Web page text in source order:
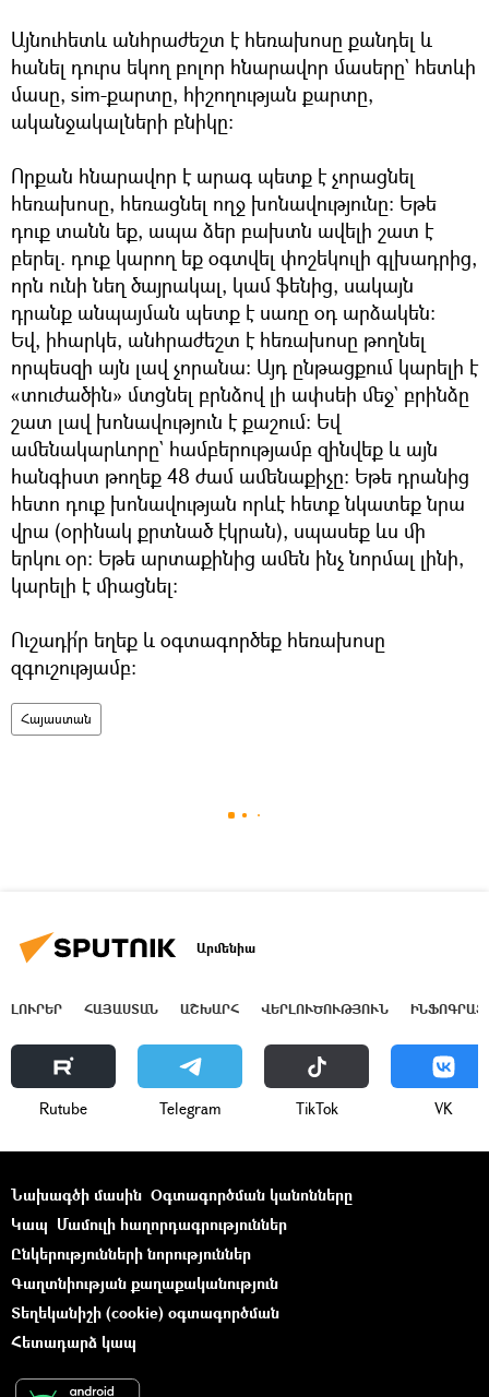
Այնուհետև անհրաժեշտ է հեռախոսը քանդել և
հանել դուրս եկող բոլոր հնարավոր մասերը` հետևի
մասը, sim-քարտը, հիշողության քարտը,
ականջակալների բնիկը։
Որքան հնարավոր է արագ պետք է չորացնել
հեռախոսը, հեռացնել ողջ խոնավությունը։ Եթե
դուք տանն եք, ապա ձեր բախտն ավելի շատ է
բերել. դուք կարող եք օգտվել փոշեկուլի գլխադրից,
որն ունի նեղ ծայրակալ, կամ ֆենից, սակայն
դրանք անպայման պետք է սառը օդ արձակեն։
Եվ, իհարկե, անհրաժեշտ է հեռախոսը թողնել
որպեսզի այն լավ չորանա։ Այդ ընթացքում կարելի է
«տուժածին» մտցնել բրնձով լի ափսեի մեջ` բրինձը
շատ լավ խոնավություն է քաշում։ Եվ
ամենակարևորը` համբերությամբ զինվեք և այն
հանգիստ թողեք 48 ժամ ամենաքիչը։ Եթե դրանից
հետո դուք խոնավության որևէ հետք նկատեք նրա
վրա (օրինակ քրտնած էկրան), սպասեք ևս մի
երկու օր։ Եթե արտաքինից ամեն ինչ նորմալ լինի,
կարելի է միացնել։
Ուշադի՛ր եղեք և օգտագործեք հեռախոսը
զգուշությամբ։
Հայաստան
Արմենիա
ԼՈՒՐԵՐ ՀԱՅԱՍՏԱՆ ԱՇԽԱՐՀ ՎԵՐԼՈՒԾՈՒԹՅՈՒՆ
Rutube Telegram ТikТоk VK
Նախագծի մասին Օգտագործման կանոնները
Կապ Մամուլի հաղորդագրություններ
Ընկերությունների նորություններ
Գաղտնիության քաղաքականություն
Տեղեկանիշի (cookie) օգտագործման
Հետադարձ կապ